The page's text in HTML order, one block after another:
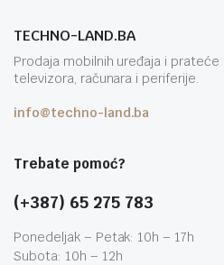
TECHNO-LAND.BA
Prodaja mobilnih uređaja i
televizora, računara i periferije.
info@techno-land.ba
Trebate pomoć?
(+387) 65 275 783
Ponedeljak – Petak: 10h – 17h
Subota: 10h – 12h